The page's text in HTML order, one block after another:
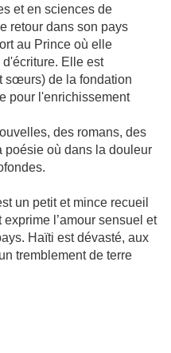
et en sciences de
retour dans son pays
au Prince où elle
Elle est
sœurs) de la fondation
pour l'enrichissement
des romans, des
poésie où dans la douleur
un petit et mince recueil
l’amour sensuel et
Haïti est dévasté, aux
tremblement de terre